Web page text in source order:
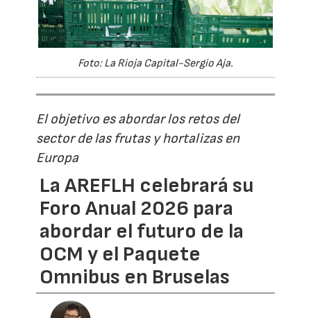
Foto: La Rioja Capital-Sergio Aja.
El objetivo es abordar los retos del
sector de las frutas y hortalizas en
Europa
La AREFLH celebrará su
Foro Anual 2026 para
abordar el futuro de la
OCM y el Paquete
Omnibus en Bruselas